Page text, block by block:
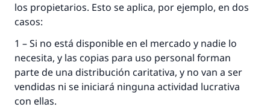
los propietarios. Esto se aplica, por ejemplo, en dos
casos:
1 – Si no está disponible en el mercado y nadie lo
necesita, y las copias para uso personal forman
parte de una distribución caritativa, y no van a ser
vendidas ni se iniciará ninguna actividad lucrativa
con ellas.